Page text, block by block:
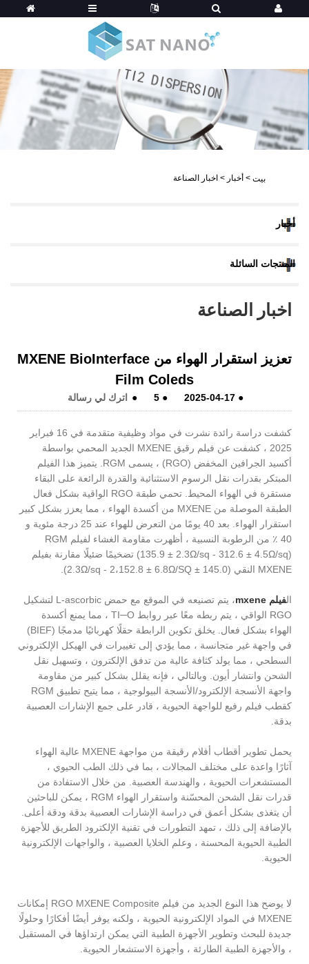
بيت > أخبار > اخبار الصناعة
أخبار
المنتجات السائلة
اخبار الصناعة
تعزيز استقرار الهواء من MXENE BioInterface
Film Coleds
●
2025-04-17
●
5
● اترك لي رسالة
كشفت دراسة رائدة نشرت في مواد وظيفية متقدمة في 16 فبراير
2025 ، كشفت عن فيلم رقيق MXENE الجديد المحمي بواسطة
أكسيد الجرافين المخفض (RGO) ، يسمى RGM. يتميز هذا الفيلم
المبتكر بقدرات نقل الرسوم الاستثنائية والقدرة الرائعة على البقاء
مستقرة في الهواء المحيط. تحمي طبقة RGO الواقية بشكل فعال
الطبقة الموصلة من MXENE من أكسدة الهواء ، مما يعزز بشكل كبير
استقرار الهواء. بعد 40 يومًا من التعرض للهواء عند 25 درجة مئوية و
40 ٪ من الرطوبة النسبية ، أظهرت مقاومة الغشاء لفيلم RGM
(135.9 ± 2.3Ω/sq - 312.6 ± 4.5Ω/sq) تضخيمًا ضئيلًا مقارنة بفيلم
MXENE النقي (145.0 ± 2.3Ω/sq - 2،152.8 ± 6.8Ω/SQ).
الفيلم mxene
، يتم تصنيعه في الموقع مع حمض L-ascorbic لتشكيل
RGO الواقي ، يتم ربطه معًا عبر روابط TI─O ، مما يمنع أكسدة
الهواء بشكل فعال. يخلق تكوين الرابطة حقلًا كهربائيًا مدمجًا (BIEF)
في واجهة غير متجانسة ، مما يؤدي إلى تغييرات في الهيكل الإلكتروني
السطحي ، مما يولد كثافة عالية من تدفق الإلكترون ، وتسهيل نقل
الشحن وانتشار أيون. وبالتالي ، فإنه يقلل بشكل كبير من مقاومة
واجهة الأنسجة الإلكترود/الأنسجة البيولوجية ، مما يتيح تطبيق RGM
كقطب فيلم رفيع للواجهة الحيوية ، قادر على جمع الإشارات العصبية
بدقة.
يحمل تطوير أقطاب أفلام رقيقة من مواجهة MXENE عالية الهواء
آثارًا واعدة على مختلف المجالات ، بما في ذلك الطب الحيوي ،
المستشعرات الحيوية ، والهندسة العصبية. من خلال الاستفادة من
قدرات نقل الشحن المحسّنة واستقرار الهواء RGM ، يمكن للباحثين
أن يتغذى بشكل أعمق في دراسة الإشارات العصبية بدقة ودقة أعلى.
بالإضافة إلى ذلك ، تمهد التطورات في تقنية الإلكترود الطريق للأجهزة
الطبية الحيوية المحسنة ، وعلم الخلايا العصبية ، والواجهات الإلكترونية
الحيوية.
لا يوضح هذا النوع الجديد من فيلم RGO MXENE Composite إمكانات
MXENE في المواد الإلكترونية الحيوية ، ولكنه يوفر أيضًا أفكارًا وحلولًا
جديدة للبحث وتطوير الأجهزة الطبية التي يمكن ارتداؤها في المستقبل
، والأجهزة الطبية الطارئة ، وأجهزة الاستشعار الحيوية.